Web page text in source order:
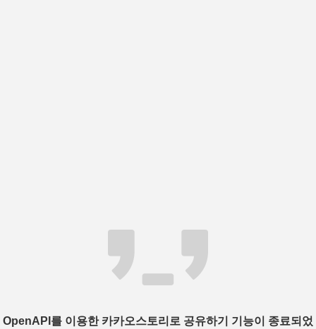
OpenAPI를 이용한 카카오스토리로 공유하기 기능이 종료되었